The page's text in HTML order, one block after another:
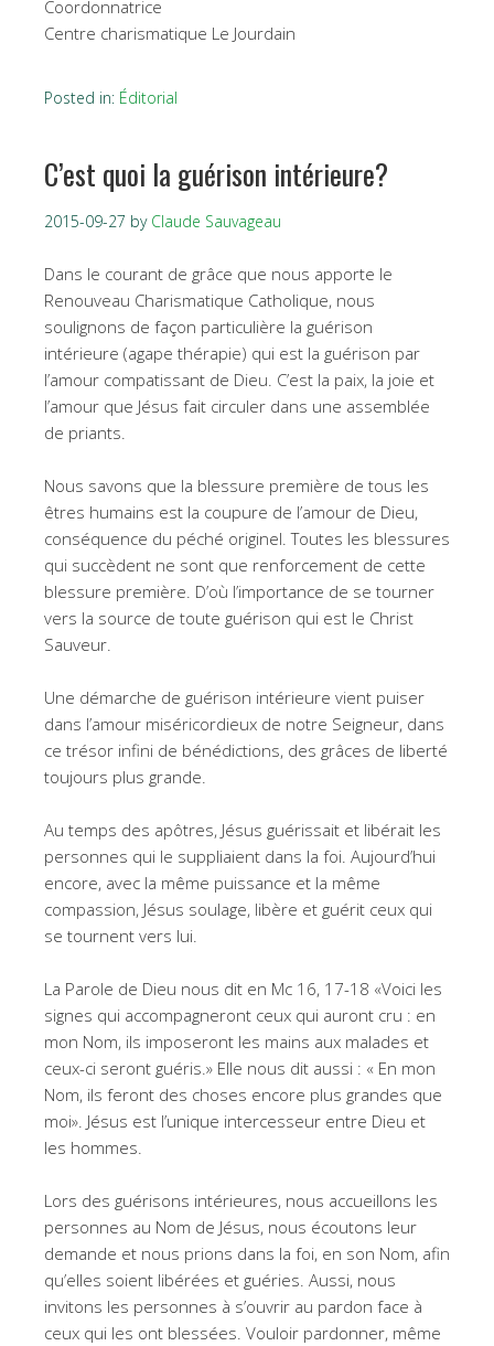
Coordonnatrice
Centre charismatique Le Jourdain
Posted in: Éditorial
C’est quoi la guérison intérieure?
2015-09-27 by Claude Sauvageau
Dans le courant de grâce que nous apporte le
Renouveau Charismatique Catholique, nous
soulignons de façon particulière la guérison
intérieure (agape thérapie) qui est la guérison par
l’amour compatissant de Dieu. C’est la paix, la joie et
l’amour que Jésus fait circuler dans une assemblée
de priants.
Nous savons que la blessure première de tous les
êtres humains est la coupure de l’amour de Dieu,
conséquence du péché originel. Toutes les blessures
qui succèdent ne sont que renforcement de cette
blessure première. D’où l’importance de se tourner
vers la source de toute guérison qui est le Christ
Sauveur.
Une démarche de guérison intérieure vient puiser
dans l’amour miséricordieux de notre Seigneur, dans
ce trésor infini de bénédictions, des grâces de liberté
toujours plus grande.
Au temps des apôtres, Jésus guérissait et libérait les
personnes qui le suppliaient dans la foi. Aujourd’hui
encore, avec la même puissance et la même
compassion, Jésus soulage, libère et guérit ceux qui
se tournent vers lui.
La Parole de Dieu nous dit en Mc 16, 17-18 «Voici les
signes qui accompagneront ceux qui auront cru : en
mon Nom, ils imposeront les mains aux malades et
ceux-ci seront guéris.» Elle nous dit aussi : « En mon
Nom, ils feront des choses encore plus grandes que
moi». Jésus est l’unique intercesseur entre Dieu et
les hommes.
Lors des guérisons intérieures, nous accueillons les
personnes au Nom de Jésus, nous écoutons leur
demande et nous prions dans la foi, en son Nom, afin
qu’elles soient libérées et guéries. Aussi, nous
invitons les personnes à s’ouvrir au pardon face à
ceux qui les ont blessées. Vouloir pardonner, même